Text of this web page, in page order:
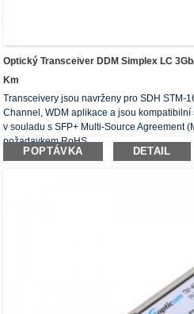
Optický Transceiver DDM Simplex LC
Km
Transceivery jsou navrženy pro SDH STM-
Channel, WDM aplikace a jsou
v souladu s SFP+ Multi-Source Agreement
požadavkem RoHS.
POPTÁVKA DETAIL